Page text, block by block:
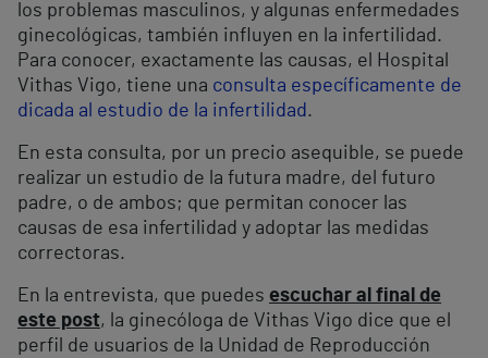
los problemas masculinos, y algunas enfermedades
ginecológicas, también influyen en la infertilidad.
Para conocer, exactamente las causas, el Hospital
Vithas Vigo, tiene una consulta específicamente de
dicada al estudio de la infertilidad .
En esta consulta, por un precio asequible, se puede
realizar un estudio de la futura madre, del futuro
padre, o de ambos; que permitan conocer las
causas de esa infertilidad y adoptar las medidas
correctoras.
En la entrevista, que puedes escuchar al final de
este post, la ginecóloga de Vithas Vigo dice que el
perfil de usuarios de la Unidad de Reproducción